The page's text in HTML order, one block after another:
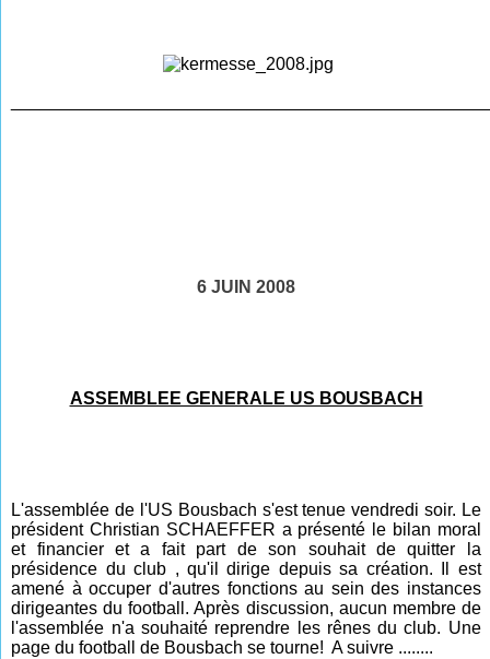
6 JUIN 2008
ASSEMBLEE GENERALE US BOUSBACH
L'assemblée de l'US Bousbach s'est tenue vendredi soir. Le
président Christian SCHAEFFER a présenté le bilan moral
et financier et a fait part de son souhait de quitter la
présidence du club , qu'il dirige depuis sa création. Il est
amené à occuper d'autres fonctions au sein des instances
dirigeantes du football. Après discussion, aucun membre de
l'assemblée n'a souhaité reprendre les rênes du club. Une
page du football de Bousbach se tourne! A suivre ........